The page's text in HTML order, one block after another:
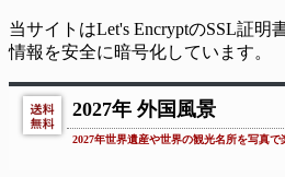
当サイトはLet's EncryptのSSL証明
情報を安全に暗号化しています。
2027年 外国風景
2027年世界遺産や世界の観光名所を写真で